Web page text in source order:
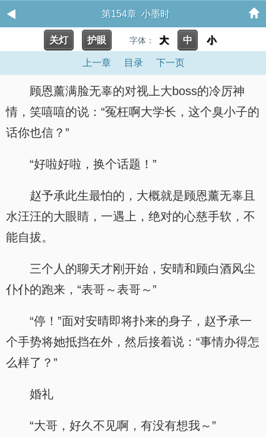
第154章 小墨时
关灯 护眼 字体： 大 中 小
上一章 目录 下一页
顾恩薰满脸无辜的对视上大boss的冷厉神
情，笑嘻嘻的说：“冤枉啊大学长，这个臭小子的
话你也信？”
“好啦好啦，换个话题！”
赵予承此生最怕的，大概就是顾恩薰无辜且
水汪汪的大眼睛，一遇上，绝对的心慈手软，不
能自拔。
三个人的聊天才刚开始，安晴和顾白酒风尘
仆仆的跑来，“表哥～表哥～”
“停！”面对安晴即将扑来的身子，赵予承一
个手势将她抵挡在外，然后接着说：“事情办得怎
么样了？”
婚礼
“大哥，好久不见啊，有没有想我～”